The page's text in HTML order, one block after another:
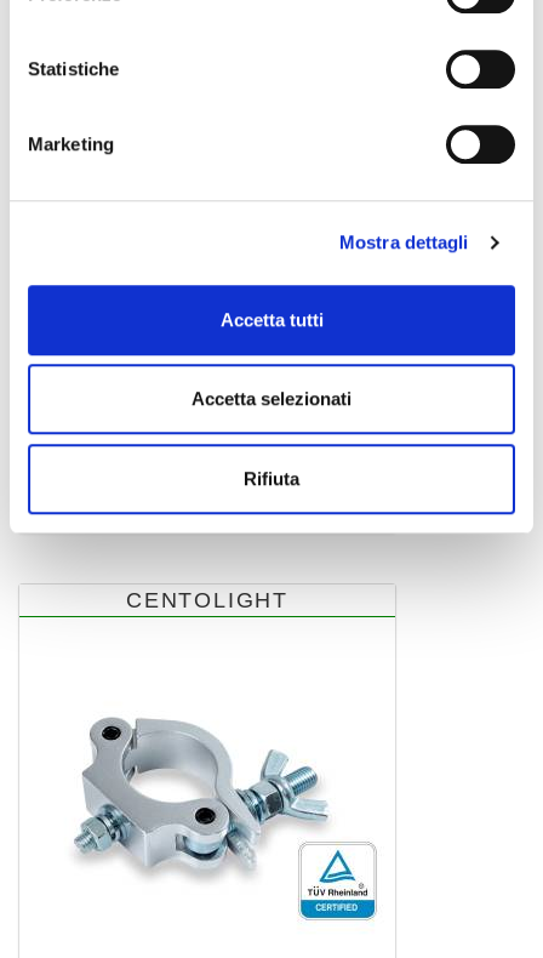
Statistiche
Marketing
Mostra dettagli
Accetta tutti
Accetta selezionati
Rifiuta
6,00 €
CENTOLIGHT